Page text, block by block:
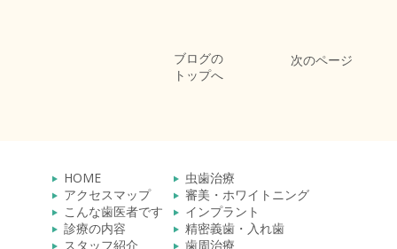
ブログの
トップへ
次のページ
HOME
アクセスマップ
こんな歯医者です
診療の内容
スタッフ紹介
虫歯治療
審美・ホワイトニング
インプラント
精密義歯・入れ歯
歯周治療